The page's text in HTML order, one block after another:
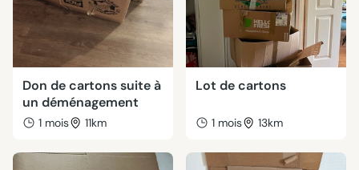
Don de cartons suite à
un déménagement
1 mois 11km
Lot de cartons
1 mois 13km